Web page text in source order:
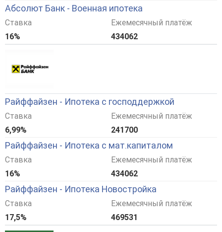
Абсолют Банк - Военная ипотека
Ставка
16%
Ежемесячный платёж
434062
Райффайзен - Ипотека с господдержкой
Ставка
6,99%
Ежемесячный платёж
241700
Райффайзен - Ипотека с мат.капиталом
Ставка
16%
Ежемесячный платёж
434062
Райффайзен - Ипотека Новостройка
Ставка
17,5%
Ежемесячный платёж
469531